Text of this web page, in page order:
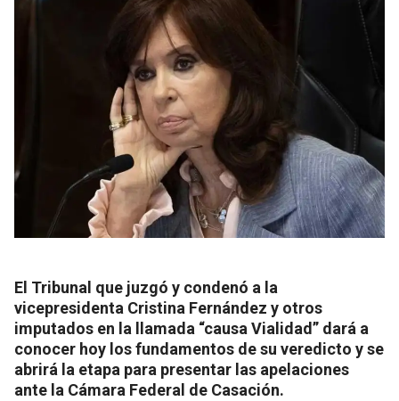
El Tribunal que juzgó y condenó a la
vicepresidenta Cristina Fernández y otros
imputados en la llamada “causa Vialidad” dará a
conocer hoy los fundamentos de su veredicto y se
abrirá la etapa para presentar las apelaciones
ante la Cámara Federal de Casación.